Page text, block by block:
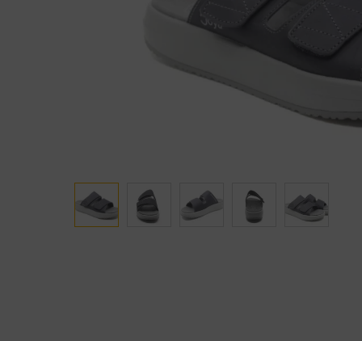
Pantoffels
Verbandschoenen (externe website)
Lowa